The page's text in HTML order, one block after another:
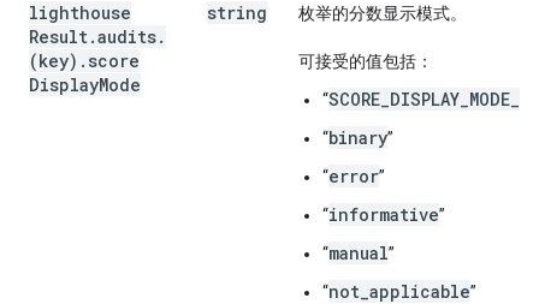
lighthouse
Result.audits.
(key) . score
DisplayMode
string 枚举的分数显示模式。
可接受的值包括：
“
“binary”
“error”
“informative”
“manual”
“not_applicable”